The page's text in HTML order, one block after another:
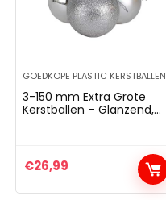
GOEDKOPE PLASTIC KERSTBALLEN
3-150 mm Extra Grote
Kerstballen – Glanzend,
€26,99